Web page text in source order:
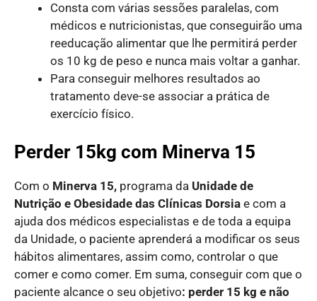
Consta com várias sessões paralelas, com
médicos e nutricionistas, que conseguirão uma
reeducação alimentar que lhe permitirá perder
os 10 kg de peso e nunca mais voltar a ganhar.
Para conseguir melhores resultados ao
tratamento deve-se associar a prática de
exercício físico.
Perder 15kg com Minerva 15
Com o Minerva 15, programa da Unidade de
Nutrição e Obesidade das Clínicas Dorsia e com a
ajuda dos médicos especialistas e de toda a equipa
da Unidade, o paciente aprenderá a modificar os seus
hábitos alimentares, assim como, controlar o que
comer e como comer. Em suma, conseguir com que o
paciente alcance o seu objetivo: perder 15 kg e não